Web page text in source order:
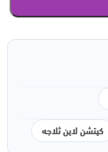
كيتشن لاين ثلاجه